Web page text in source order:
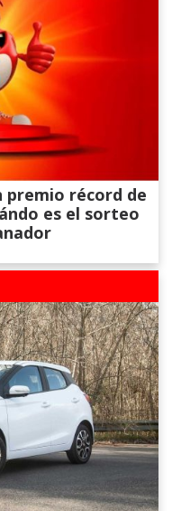
premio récord de
es el sorteo